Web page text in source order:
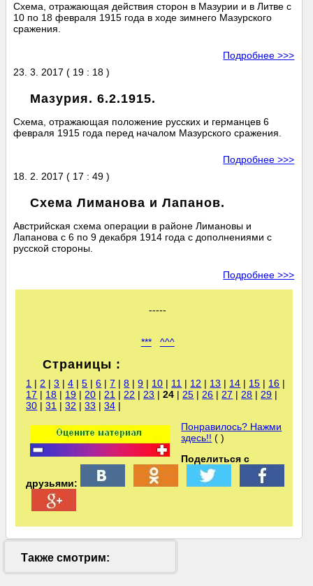
Схема, отражающая действия сторон в Мазурии и в Литве с
10 по 18 февраля 1915 года в ходе зимнего Мазурского
сражения.
Подробнее >>>
23. 3. 2017 ( 19 : 18 )
Мазурия. 6.2.1915.
Схема, отражающая положение русских и германцев 6
февраля 1915 года перед началом Мазурского сражения.
Подробнее >>>
18. 2. 2017 ( 17 : 49 )
Схема Лиманова и Лапанов.
Австрийская схема операции в районе Лимановы и
Лапанова с 6 по 9 декабря 1914 года с дополнениями с
русской стороны.
Подробнее >>>
-----
*** ^^^
Страницы :
1 | 2 |3 |4 |5 |6 |7 |8 |9 | 10 | 11 | 12 | 13 | 14 | 15 | 16 |
17 | 18 | 19 | 20 | 21 | 22 | 23 | 24 | 25 | 26 | 27 | 28 | 29 |
30 |31 |32 |33 |34 |
Понравилось? Нажми
здесь!! ( )
Поделиться с
друзьями:
Также смотрим: